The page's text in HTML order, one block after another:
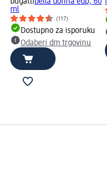
ml
(117)
Dostupno za isporuku
Odaberi dm trgovinu